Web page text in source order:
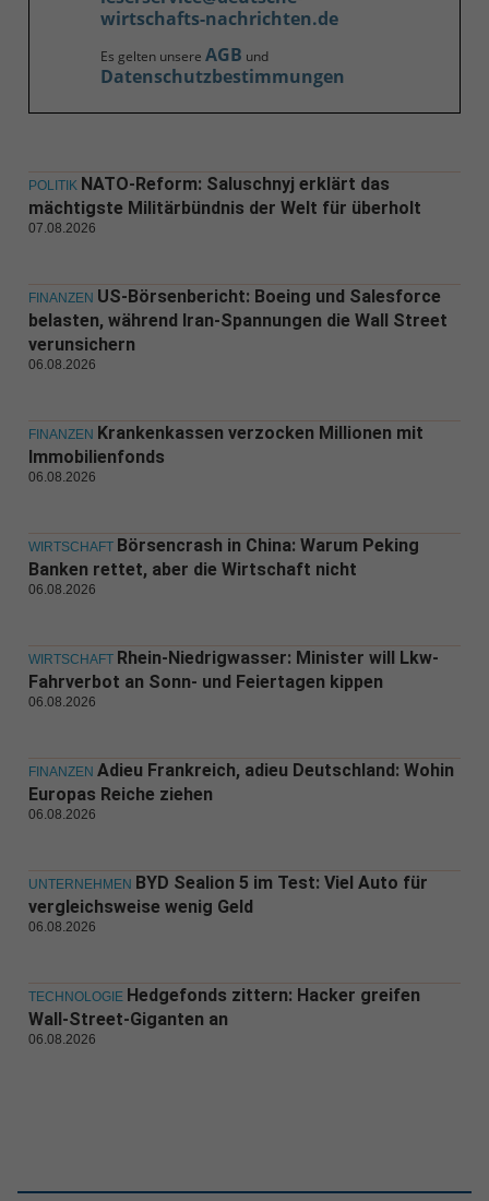
wirtschafts-nachrichten.de
Es gelten unsere AGB und
Datenschutzbestimmungen
POLITIK NATO-Reform: Saluschnyj erklärt das
mächtigste Militärbündnis der Welt für überholt
07.08.2026
FINANZEN US-Börsenbericht: Boeing und Salesforce
belasten, während Iran-Spannungen die Wall Street
verunsichern
06.08.2026
FINANZEN Krankenkassen verzocken Millionen mit
Immobilienfonds
06.08.2026
WIRTSCHAFT Börsencrash in China: Warum Peking
Banken rettet, aber die Wirtschaft nicht
06.08.2026
WIRTSCHAFT Rhein-Niedrigwasser: Minister will Lkw-
Fahrverbot an Sonn- und Feiertagen kippen
06.08.2026
FINANZEN Adieu Frankreich, adieu Deutschland: Wohin
Europas Reiche ziehen
06.08.2026
UNTERNEHMEN BYD Sealion 5 im Test: Viel Auto für
vergleichsweise wenig Geld
06.08.2026
TECHNOLOGIE Hedgefonds zittern: Hacker greifen
Wall-Street-Giganten an
06.08.2026